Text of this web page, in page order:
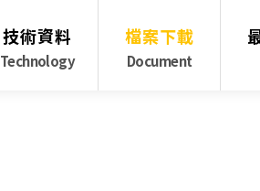
技術資料
Technology
檔案下載
Document